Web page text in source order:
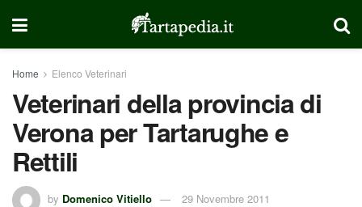
Home Elenco Veterinari
Veterinari della provincia di
Verona per Tartarughe e
Rettili
by Domenico Vitiello 29 Novembre 2011